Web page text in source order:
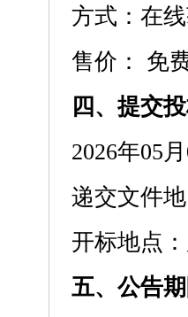
方式： 在
售价：
免
四、提交
2026年05
递交文件
开标地点：
五、公告